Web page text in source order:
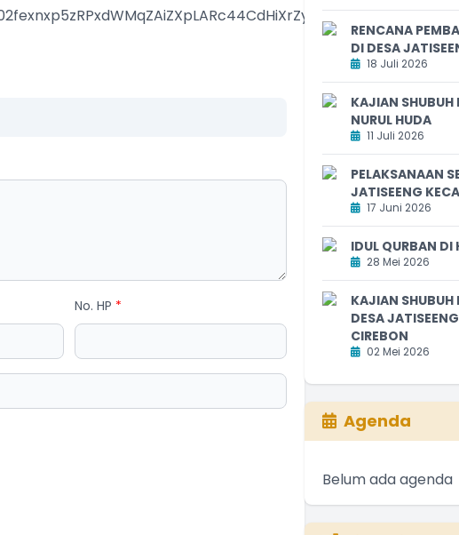
No. HP *
RENCANA
DI DESA
18 Juli 2026
KAJIAN
NURUL HUDA
11 Juli 2026
PELAKSANAAN
JATISEENG
17 Juni 2026
IDUL QURBAN
28 Mei 2026
KAJIAN SHUBUH
DESA
CIREBON
02 Mei 2026
Agenda
Belum ada agenda